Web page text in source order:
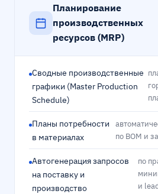
Планирование
производственных
ресурсов (MRP)
Сводные производственные
графики (Master Production
Schedule)
Планы потребности
в материалах
по BOM и
Автогенерация запросов
на поставку и
производство
по
и